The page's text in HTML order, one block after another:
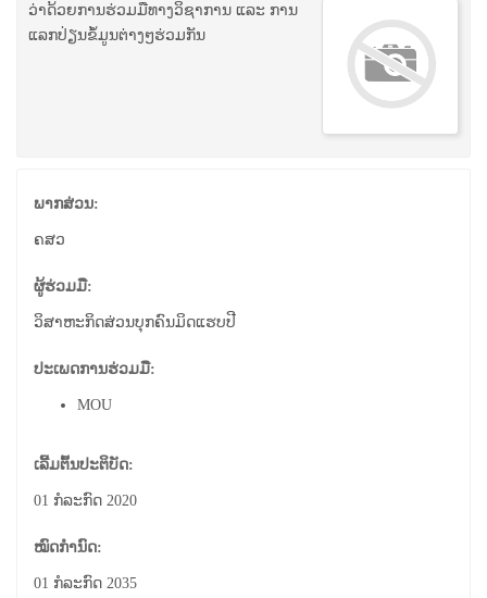
ວ່າດ້ວຍການຮ່ວມມືທາງວິຊາການ ແລະ ການ
ແລກປ່ຽນຂໍ້ມູນຕ່າງໆຮ່ວມກັນ
ພາກສ່ວນ:
ຄສວ
ຜູ້ຮ່ວມມື:
ວິສາຫະກິດສ່ວນບຸກຄົນມິດແຮບປີ
ປະເພດການຮ່ວມມື:
MOU
ເລີ້ມຕົ້ນປະຕິບັດ:
01 ກໍລະກົດ 2020
ໝົດກຳນົດ:
01 ກໍລະກົດ 2035